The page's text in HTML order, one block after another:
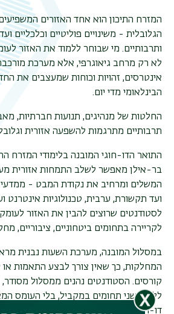
המזרח התיכון הוא אחד האזורים
הגלובלית - משינויים פוליטיים וכלכליים
ותרבותיים. מי שבוחר ללמוד את האזור
לא רק מרחב גיאוגרפי, אלא מערכת
אינטרסים, זהויות וכוחות שמעצבים את
הבינלאומי מדי יום.
החלטות של מנהיגים, תנועות חברתיות,
תרבותיים מתרגמות להשפעה אזורית
התואר הדו-חוגי המובנה בלימודי המזרח
בר-אילן מאפשר לשלב התמחות אזורית
המשלים ומרחיב את נקודת המבט - ממדעי
ועד תקשורת, ערבית, טכנולוגיות אינטרנט
לסטודנטים שרוצים להבין את האזור
לקריירה בתחומים ביטחוניים, ציבוריים,
במסלול המובנה, מערכת השעות נבנית
המחלקות, כך שאין צורך לבצע התאמות או
קורסים. הסטודנטים נהנים ממסלול
ללמוד שני תחומים במקביל, בלי העומס
דו-חוגיים רגילים